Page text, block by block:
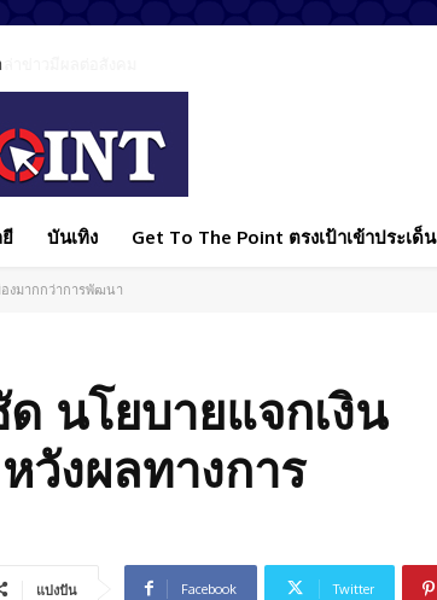
วมีผลต่อสังคม
บันเทิง Get To The Point ตรงเป้าเข้าประเด็น
งมากกว่าการพัฒนา
นโยบายแจกเงิน
วังผลทางการ
แบ่งปัน Facebook Twitter